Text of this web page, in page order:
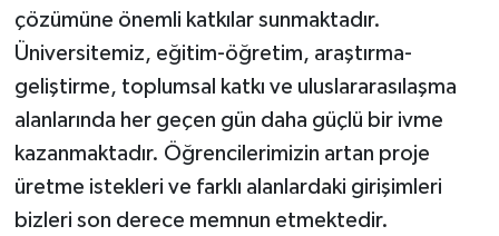
çözümüne önemli katkılar sunmaktadır.
Üniversitemiz, eğitim-öğretim, araştırma-
geliştirme, toplumsal katkı ve uluslararasılaşma
alanlarında her geçen gün daha güçlü bir ivme
kazanmaktadır. Öğrencilerimizin artan proje
üretme istekleri ve farklı alanlardaki girişimleri
bizleri son derece memnun etmektedir.